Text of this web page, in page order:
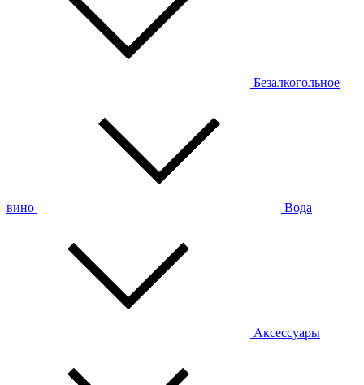
Безалкогольное
вино Вода
Аксессуары